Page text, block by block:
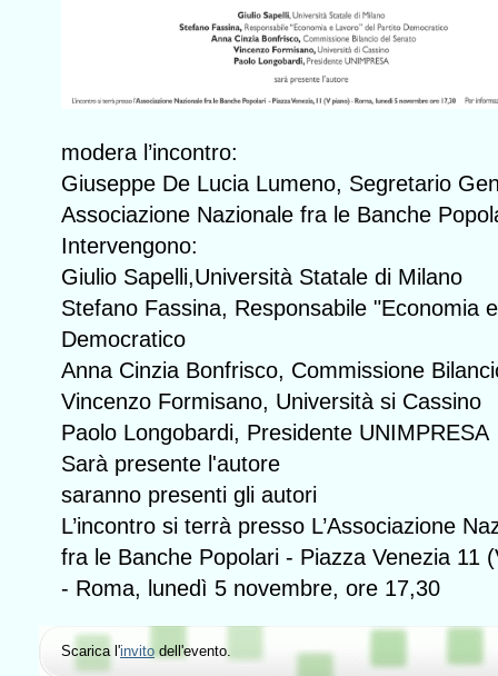
modera l’incontro:
Giuseppe De Lucia Lumeno, Segretario
Associazione Nazionale fra le Banche
Intervengono:
Giulio Sapelli,Università Statale di Milano
Stefano Fassina, Responsabile "Economia
Democratico
Anna Cinzia Bonfrisco, Commissione
Vincenzo Formisano, Università si Cassino
Paolo Longobardi, Presidente UNIMPRESA
Sarà presente l'autore
saranno presenti gli autori
L’incontro si terrà presso L’Associazione
fra le Banche Popolari - Piazza Venezia 11
- Roma, lunedì 5 novembre, ore 17,30
Scarica l'invito dell'evento.